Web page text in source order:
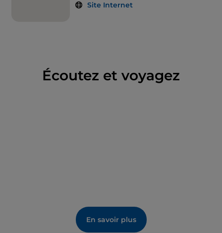
Site Internet
Écoutez et voyagez
En savoir plus